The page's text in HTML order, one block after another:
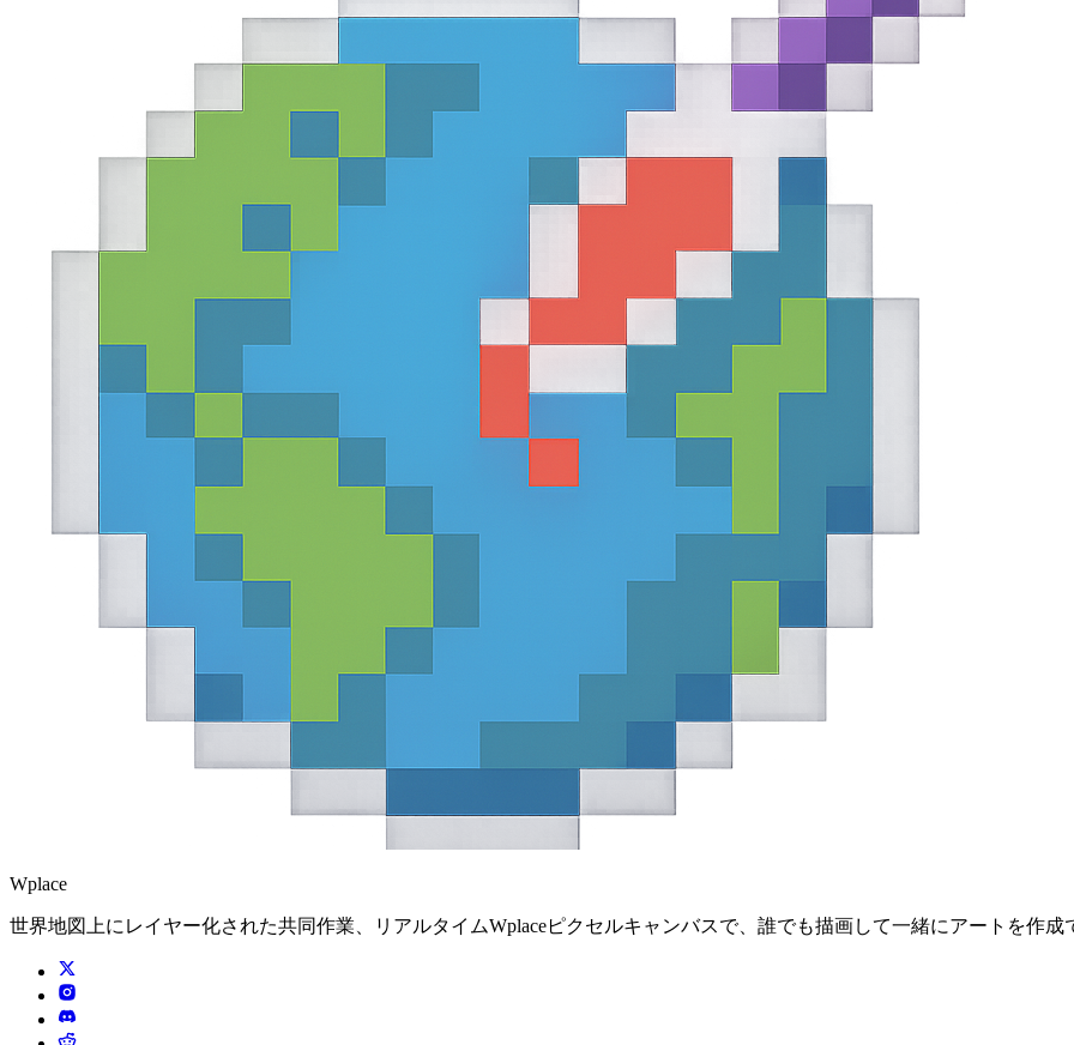
Wplace
世界地図上にレイヤー化された共同作業、リアルタイムWplaceピクセルキャンバスで、誰でも描画して一緒にアートを作成